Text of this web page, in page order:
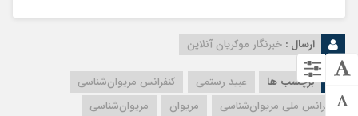
ارسال : خبرنگار موکریان آنلاین
برچسب ها عبید رستمی
کنفرانس مریوان‌شناسی
کنفرانس ملی مریوان‌شناسی
مریوان مریوان‌شناسی